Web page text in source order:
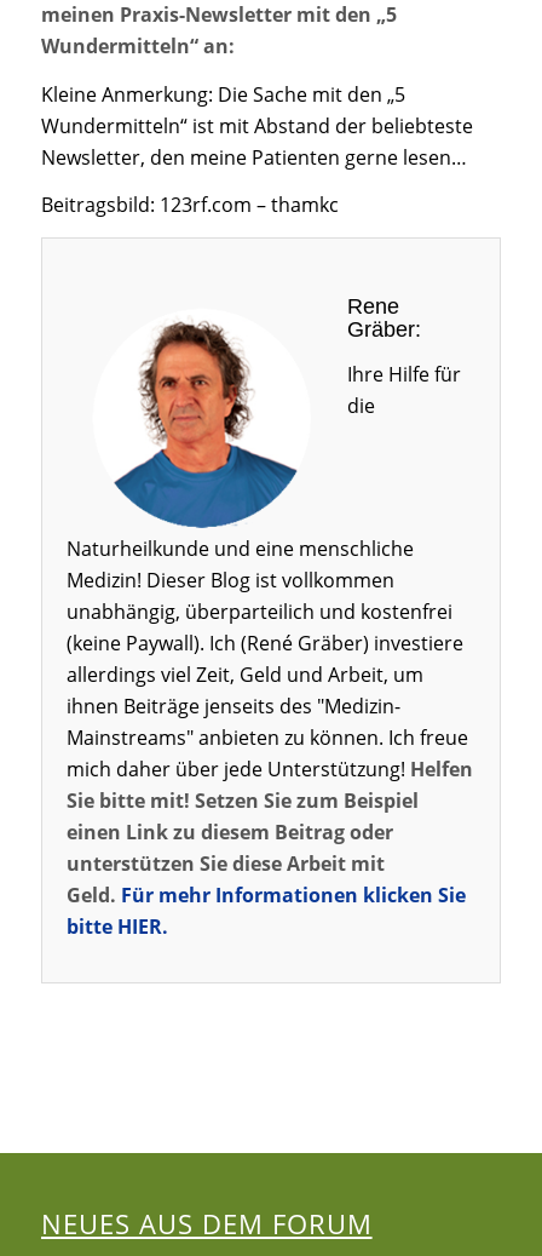
meinen Praxis-Newsletter mit den „5
Wundermitteln“ an:
Kleine Anmerkung: Die Sache mit den „5
Wundermitteln“ ist mit Abstand der beliebteste
Newsletter, den meine Patienten gerne lesen…
Beitragsbild: 123rf.com – thamkc
Rene
Gräber:
Ihre Hilfe für
die
Naturheilkunde und eine menschliche
Medizin! Dieser Blog ist vollkommen
unabhängig, überparteilich und kostenfrei
(keine Paywall). Ich (René Gräber) investiere
allerdings viel Zeit, Geld und Arbeit, um
ihnen Beiträge jenseits des "Medizin-
Mainstreams" anbieten zu können. Ich freue
mich daher über jede Unterstützung! Helfen
Sie bitte mit! Setzen Sie zum Beispiel
einen Link zu diesem Beitrag oder
unterstützen Sie diese Arbeit mit
Geld. Für mehr Informationen klicken Sie
bitte HIER.
NEUES AUS DEM FORUM